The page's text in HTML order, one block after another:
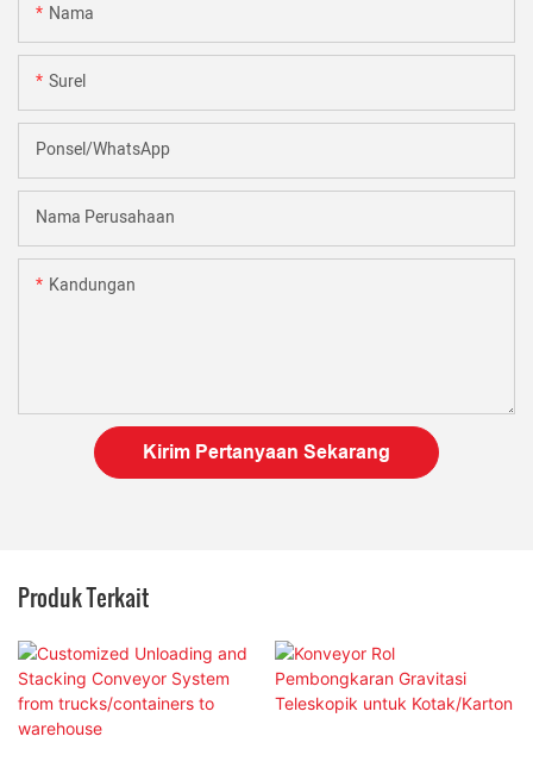
Nama
Surel
Ponsel/WhatsApp
Nama Perusahaan
Kandungan
Kirim Pertanyaan Sekarang
Produk Terkait